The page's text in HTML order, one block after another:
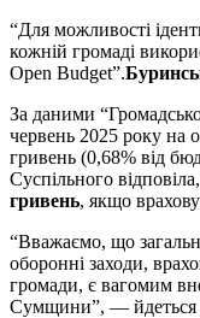
“Для можливості
кожній громаді
Open Budget”.
За даними
червень 2025 року на
гривень (0,68% від
Суспільного
гривень, якщо
“Вважаємо, що
оборонні заходи,
громади, є вагомим
Сумщини”, — йдеться